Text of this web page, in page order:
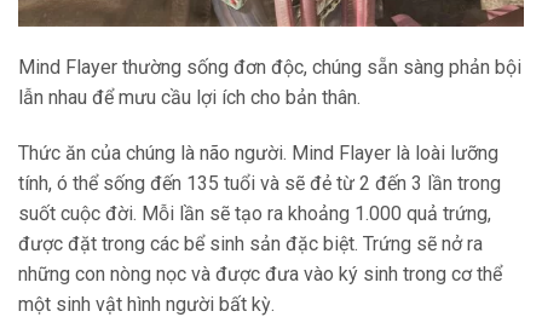
Mind Flayer thường sống đơn độc, chúng sẵn sàng phản bội
lẫn nhau để mưu cầu lợi ích cho bản thân.
Thức ăn của chúng là não người. Mind Flayer là loài lưỡng
tính, ó thể sống đến 135 tuổi và sẽ đẻ từ 2 đến 3 lần trong
suốt cuộc đời. Mỗi lần sẽ tạo ra khoảng 1.000 quả trứng,
được đặt trong các bể sinh sản đặc biệt. Trứng sẽ nở ra
những con nòng nọc và được đưa vào ký sinh trong cơ thể
một sinh vật hình người bất kỳ.